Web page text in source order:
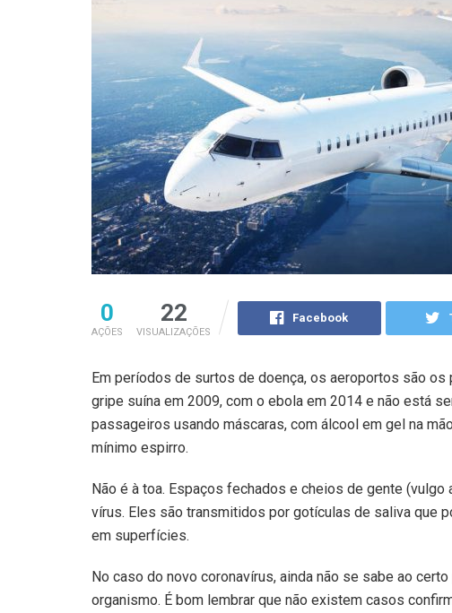
0
AÇÕES
22
VISUALIZAÇÕES
Facebook
Em períodos de surtos de doença, os aeroportos são
gripe suína em 2009, com o ebola em 2014 e não está
passageiros usando máscaras, com álcool em gel na
mínimo espirro.
Não é à toa. Espaços fechados e cheios de gente
vírus. Eles são transmitidos por gotículas de saliva que
em superfícies.
No caso do novo coronavírus, ainda não se sabe ao
organismo. É bom lembrar que não existem casos